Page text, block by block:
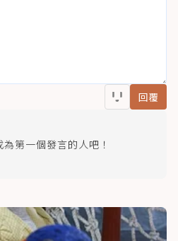
回覆
第一個發言的人吧！